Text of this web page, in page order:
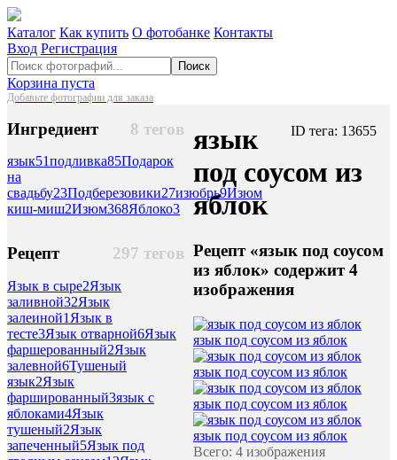
Каталог Как купить О фотобанке Контакты
Вход Регистрация
Поиск
Корзина пуста
Добавьте фотографии для заказа
8 тегов
Ингредиент
язык51подливка85Подарок
на
свадьбу23Подберезовики27изюбрь9Изюм
киш-миш2Изюм368Яблоко3
297 тегов
Рецепт
Язык в сыре2Язык
заливной32Язык
залеиной1 Язык в
тесте3Язык отварной6Язык
фаршерованный2Язык
залевной6Тушеный
язык2Язык
фаршированный3язык с
яблоками4Язык
тушеный2Язык
запеченный5Язык под
ID тега: 13655
язык
под соусом из
яблок
Рецепт «язык под соусом
из яблок» содержит 4
изображения
язык под соусом из яблок
язык под соусом из яблок
язык под соусом из яблок
язык под соусом из яблок
Всего: 4 изображения